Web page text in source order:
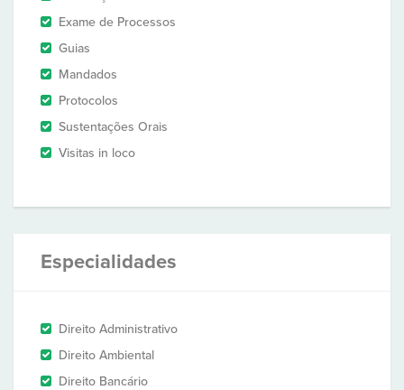
Exame de Processos
Guias
Mandados
Protocolos
Sustentações Orais
Visitas in loco
Especialidades
Direito Administrativo
Direito Ambiental
Direito Bancário